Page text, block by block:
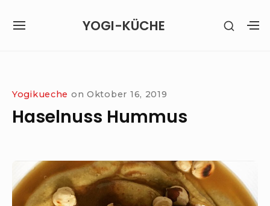
YOGI-KÜCHE
SITE
SHOW
Yogikueche on Oktober 16, 2019
Haselnuss Hummus